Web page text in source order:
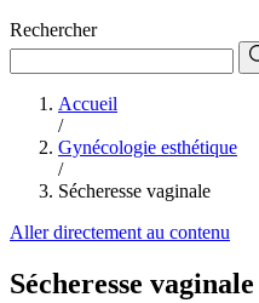
Rechercher
Accueil
/
Gynécologie esthétique
/
Sécheresse vaginale
Aller directement au contenu
Sécheresse vaginale